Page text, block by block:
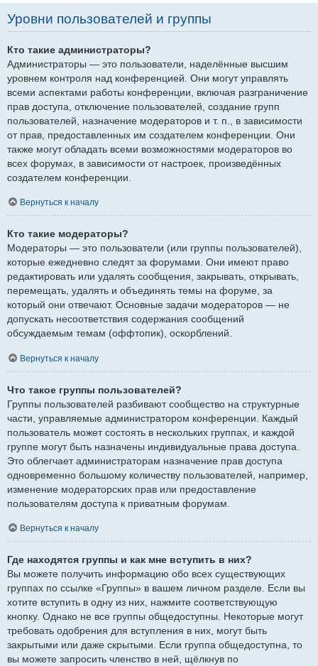
Уровни пользователей и группы
Кто такие администраторы?
Администраторы — это пользователи, наделённые высшим
уровнем контроля над конференцией. Они могут управлять
всеми аспектами работы конференции, включая разграничение
прав доступа, отключение пользователей, создание групп
пользователей, назначение модераторов и т. п., в зависимости
от прав, предоставленных им создателем конференции. Они
также могут обладать всеми возможностями модераторов во
всех форумах, в зависимости от настроек, произведённых
создателем конференции.
Вернуться к началу
Кто такие модераторы?
Модераторы — это пользователи (или группы пользователей),
которые ежедневно следят за форумами. Они имеют право
редактировать или удалять сообщения, закрывать, открывать,
перемещать, удалять и объединять темы на форуме, за
который они отвечают. Основные задачи модераторов — не
допускать несоответствия содержания сообщений
обсуждаемым темам (оффтопик), оскорблений.
Вернуться к началу
Что такое группы пользователей?
Группы пользователей разбивают сообщество на структурные
части, управляемые администратором конференции. Каждый
пользователь может состоять в нескольких группах, и каждой
группе могут быть назначены индивидуальные права доступа.
Это облегчает администраторам назначение прав доступа
одновременно большому количеству пользователей, например,
изменение модераторских прав или предоставление
пользователям доступа к приватным форумам.
Вернуться к началу
Где находятся группы и как мне вступить в них?
Вы можете получить информацию обо всех существующих
группах по ссылке «Группы» в вашем личном разделе. Если вы
хотите вступить в одну из них, нажмите соответствующую
кнопку. Однако не все группы общедоступны. Некоторые могут
требовать одобрения для вступления в них, могут быть
закрытыми или даже скрытыми. Если группа общедоступна, то
вы можете запросить членство в ней, щёлкнув по